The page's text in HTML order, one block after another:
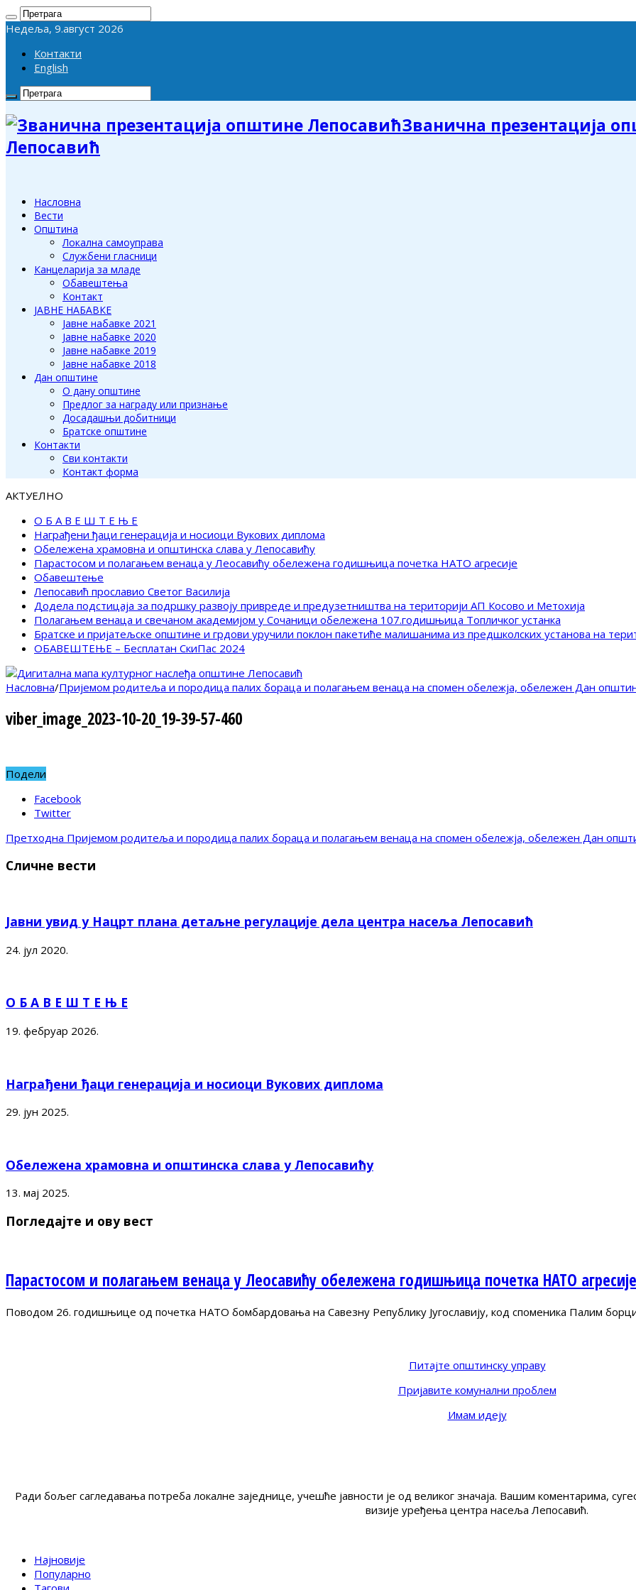
Недеља, 9.август 2026
Контакти
English
Званична презентација
Лепосавић
Насловна
Вести
Општина
Локална самоуправа
Службени гласници
Канцеларија за младе
Обавештења
Контакт
ЈАВНЕ НАБАВКЕ
Јавне набавке 2021
Јавне набавке 2020
Јавне набавке 2019
Јавне набавке 2018
Дан општине
О дану општине
Предлог за награду или признање
Досадашњи добитници
Братске општине
Контакти
Сви контакти
Контакт форма
АКТУЕЛНО
О Б А В Е Ш Т Е Њ Е
Награђени ђаци генерација и носиоци Вукових диплома
Обележена храмовна и општинска слава у Лепосавићу
Парастосом и полагањем венаца у Леосавићу обележена годишњица почетка НАТО агресије
Обавештење
Лепосавић прославио Светог Василија
Додела подстицаја за подршку развоју привреде и предузетништва на територији АП Косово и Метохија
Полагањем венаца и свечаном академијом у Сочаници обележена 107.годишњица Топличког устанка
Братске и пријатељске општине и грдови уручили поклон пакетиће малишанима из предшколских установа на
ОБАВЕШТЕЊЕ – Бесплатан СкиПас 2024
Насловна/Пријемом родитеља и породица палих бораца и полагањем венаца на спомен обележја, обележен Дан
viber_image_2023-10-20_19-39-57-460
Подели
Facebook
Twitter
Претходна Пријемом родитеља и породица палих бораца и полагањем венаца на спомен обележја, обележен Дан
Сличне вести
Јавни увид у Нацрт плана детаљне регулације дела центра насеља Лепосавић
24. јул 2020.
О Б А В Е Ш Т Е Њ Е
19. фебруар 2026.
Награђени ђаци генерација и носиоци Вукових диплома
29. јун 2025.
Обележена храмовна и општинска слава у Лепосавићу
13. мај 2025.
Погледајте и ову вест
Парастосом и полагањем венаца у Леосавићу обележена годишњица почетка НАТО агресије
Поводом 26. годишњице од почетка НАТО бомбардовања на Савезну Републику Југославију, код споменика Палим
Питајте општинску управу
Пријавите комунални проблем
Имам идеју
Ради бољег сагледавања потреба локалне заједнице, учешће јавности је од великог значаја. Вашим коментарима,
визије уређења центра насеља Лепосавић.
Најновије
Популарно